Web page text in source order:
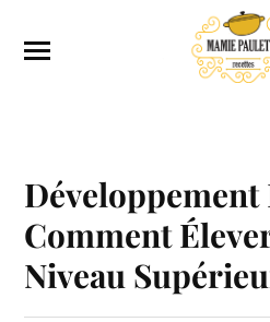
Développement
Comment
Niveau